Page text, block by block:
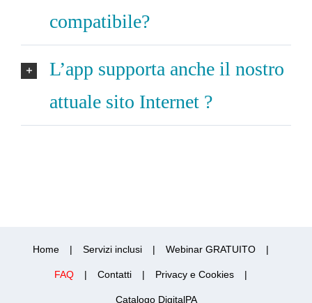
compatibile?
L’app supporta anche il nostro
attuale sito Internet ?
Home Servizi inclusi Webinar GRATUITO
FAQ Contatti Privacy e Cookies
Catalogo DigitalPA